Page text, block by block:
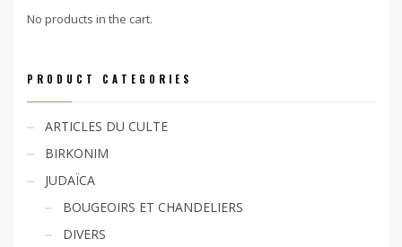
No products in the cart.
PRODUCT CATEGORIES
ARTICLES DU CULTE
BIRKONIM
JUDAÏCA
BOUGEOIRS ET CHANDELIERS
DIVERS